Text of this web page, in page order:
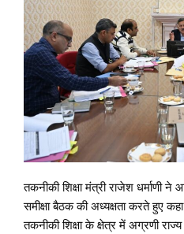
तकनीकी शिक्षा मंत्री राजेश धर्माणी ने
समीक्षा बैठक की अध्यक्षता करते हुए
तकनीकी शिक्षा के क्षेत्र में अग्रणी